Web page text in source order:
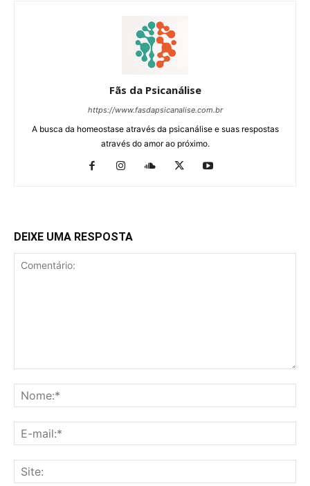
Fãs da Psicanálise
https://www.fasdapsicanalise.com.br
A busca da homeostase através da psicanálise e suas respostas
através do amor ao próximo.
DEIXE UMA RESPOSTA